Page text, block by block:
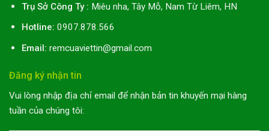
Trụ Sở Công Ty : Miêu nha, Tây Mỗ, Nam Từ Liêm, HN
Hotline: 0907.878.566
Email: remcuaviettin@gmail.com
Đăng ký nhận tin
Vui lòng nhập địa chỉ email để nhận bản tin khuyến mại hàng
tuần của chúng tôi: